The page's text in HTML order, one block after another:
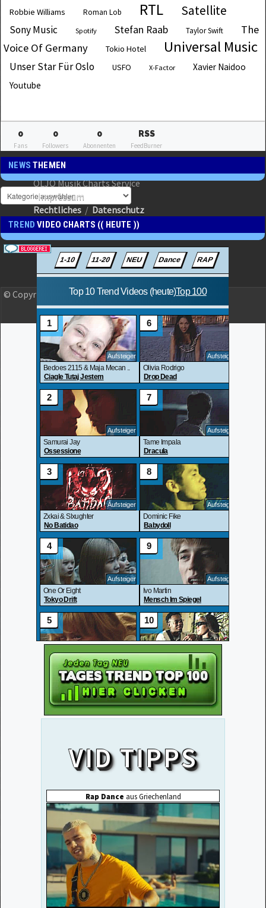
Robbie Williams Roman Lob RTL Satellite
Sony Music Spotify Stefan Raab Taylor Swift
The
Voice Of Germany
Tokio Hotel Universal Music
Unser Star Für Oslo USFO X-Factor
Xavier Naidoo
Youtube
0
Fans
0
Followers
0
Abonnenten
RSS
FeedBurner
NEWSTHEMEN
TRENDVIDEO CHARTS (( HEUTE ))
OLJO Musik Charts Service
Impressum
Rechtliches / Datenschutz
© Copyright 2023 OLJO